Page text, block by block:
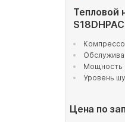
Тепловой
Мощность
Уровень
Цена по